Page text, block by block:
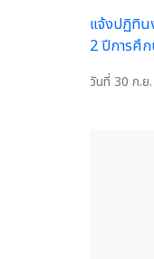
แจ้งปฏิทิน
2 ปีการศึ
วันที่ 30 ก.ย